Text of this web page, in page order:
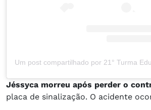
Jéssyca morreu após perder o
placa de sinalização. O acidente